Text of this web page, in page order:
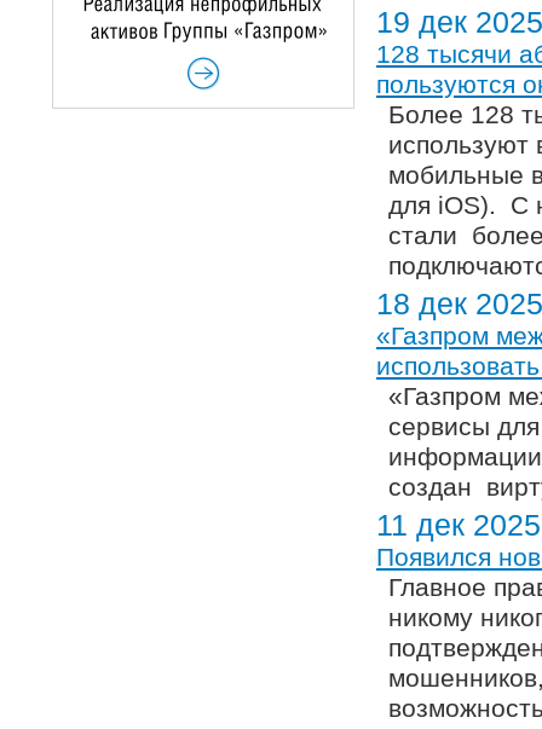
19 дек 2025
128 тысячи
пользуются
Более 128
используют
мобильные
для iOS). С
стали
18 дек 2025
«Газпром
«Газпром
сервисы
информации
создан
11 дек 2025
Появился
Главное
никому